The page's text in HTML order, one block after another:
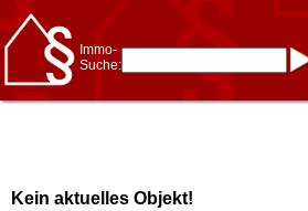
Immo-
Suche:
* Suche verfeinern durch
Kombinieren
Kein aktuelles Objekt!